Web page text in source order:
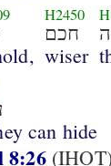
H2450
חכם
wiser
can hide
8:26